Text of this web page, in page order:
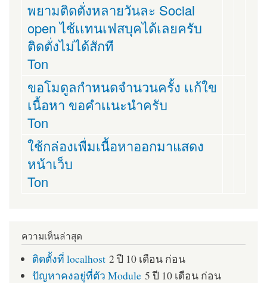
พยามติดตั่งหลายวันละ Social
open ไช้เเทนเฟสบุคได้เลยครับ
ติดตั่งไม่ได้สักที
Ton
ขอโมดูลกำหนดจำนวนครั้ง เเก้ใข
เนื้อหา ขอคำเเนะนำครับ
Ton
ใช้กล่องเพื่มเนื้อหาออกมาแสดง
หน้าเว็บ
Ton
ความเห็นล่าสุด
ติดตั้งที่ localhost 2 ปี 10 เดือน ก่อน
ปัญหาคงอยู่ที่ตัว Module 5 ปี 10 เดือน ก่อน